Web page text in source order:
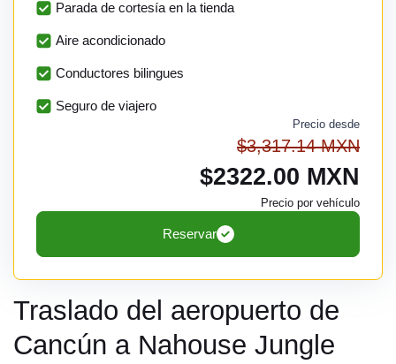
Parada de cortesía en la tienda
Aire acondicionado
Conductores bilingues
Seguro de viajero
Precio desde
$3,317.14 MXN
$2322.00 MXN
Precio por vehículo
Reservar
Traslado del aeropuerto de
Cancún a Nahouse Jungle